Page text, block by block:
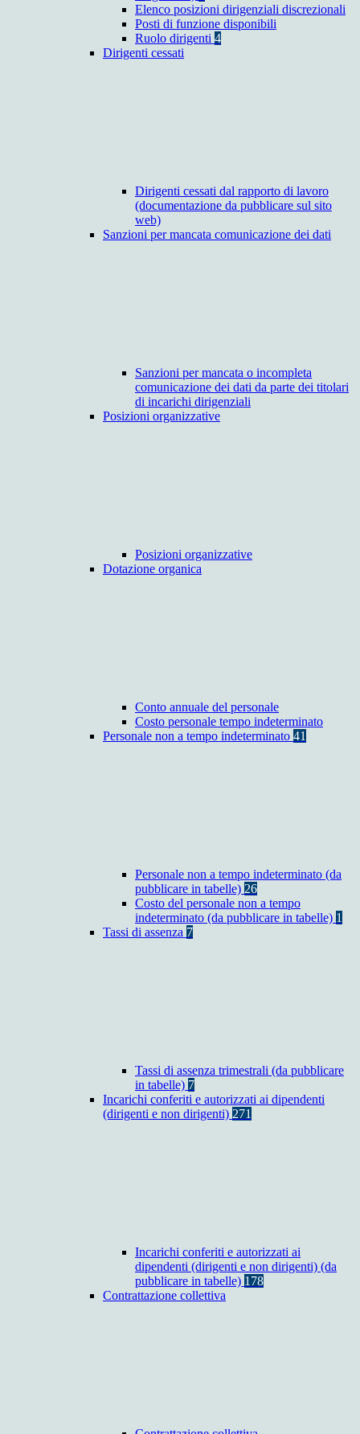
Elenco posizioni dirigenziali discrezionali
Posti di funzione disponibili
Ruolo dirigenti 4
Dirigenti cessati
Dirigenti cessati dal rapporto di lavoro
(documentazione da pubblicare sul sito
web)
Sanzioni per mancata comunicazione dei dati
Sanzioni per mancata o incompleta
comunicazione dei dati da parte dei titolari
di incarichi dirigenziali
Posizioni organizzative
Posizioni organizzative
Dotazione organica
Conto annuale del personale
Costo personale tempo indeterminato
Personale non a tempo indeterminato 41
Personale non a tempo indeterminato (da
pubblicare in tabelle) 26
Costo del personale non a tempo
indeterminato (da pubblicare in tabelle) 1
Tassi di assenza 7
Tassi di assenza trimestrali (da pubblicare
in tabelle) 7
Incarichi conferiti e autorizzati ai dipendenti
(dirigenti e non dirigenti) 271
Incarichi conferiti e autorizzati ai
dipendenti (dirigenti e non dirigenti) (da
pubblicare in tabelle) 178
Contrattazione collettiva